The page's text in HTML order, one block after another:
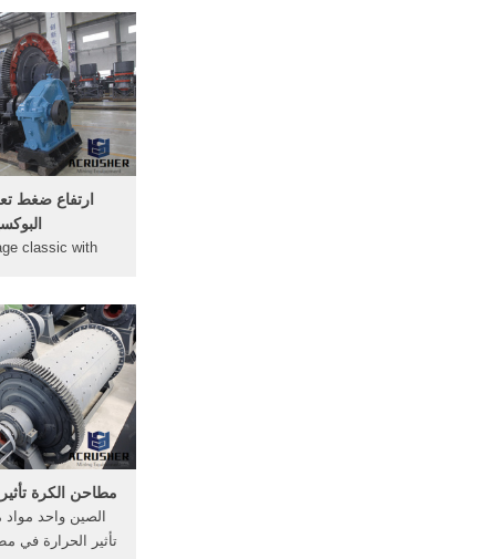
الخبث, ارتفاع
الكرة الصلب وسائل
الاسمنت/
ارتفاع ضغط
classic with
نرحب ترحيبا حارا
بنا من خلال
وطرق الاتصال
مطاحن الكرة
الصين واحد
تأثير الحرارة في